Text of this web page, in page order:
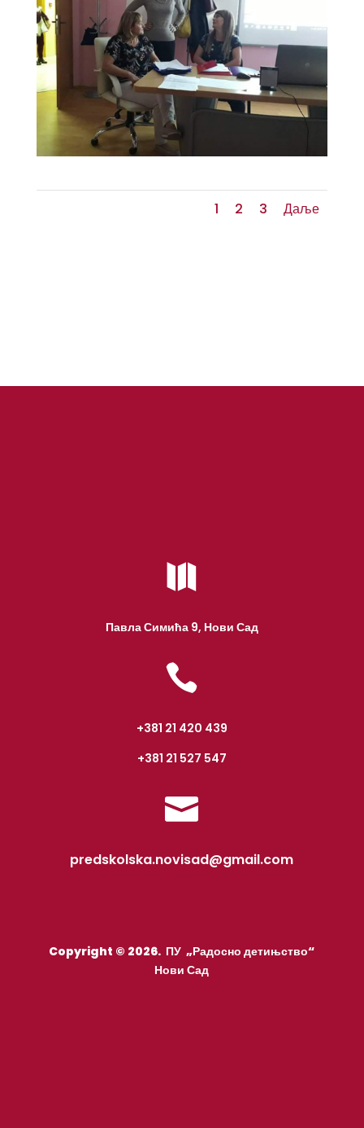
1 2 3 Даље

Павла Симића 9, Нови Сад

+381 21 420 439
+381 21 527 547

predskolska.novisad@gmail.com
Copyright © 2026. ПУ „Радосно детињство“
Нови Сад